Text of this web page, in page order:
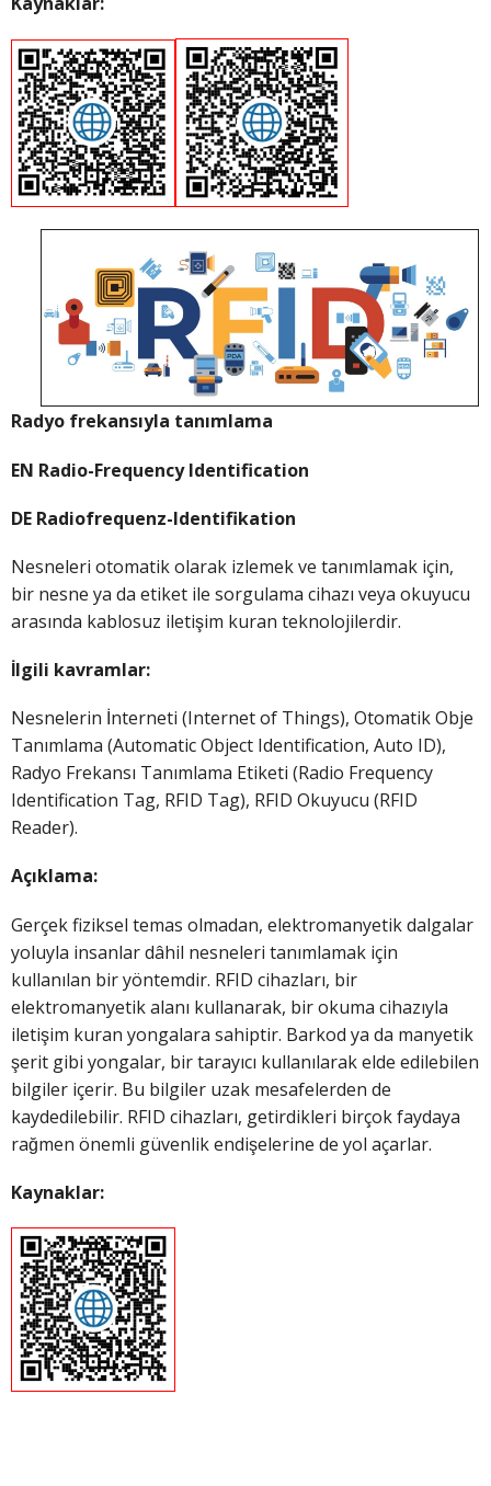
Radyo frekansıyla tanımlama
EN Radio-Frequency Identification
DE Radiofrequenz-Identifikation
Nesneleri otomatik olarak izlemek ve tanımlamak için,
bir nesne ya da etiket ile sorgulama cihazı veya okuyucu
arasında kablosuz iletişim kuran teknolojilerdir.
İlgili kavramlar:
Nesnelerin İnterneti (Internet of Things), Otomatik Obje
Tanımlama (Automatic Object Identification, Auto ID),
Radyo Frekansı Tanımlama Etiketi (Radio Frequency
Identification Tag, RFID Tag), RFID Okuyucu (RFID
Reader).
Açıklama:
Gerçek fiziksel temas olmadan, elektromanyetik dalgalar
yoluyla insanlar dâhil nesneleri tanımlamak için
kullanılan bir yöntemdir. RFID cihazları, bir
elektromanyetik alanı kullanarak, bir okuma cihazıyla
iletişim kuran yongalara sahiptir. Barkod ya da manyetik
şerit gibi yongalar, bir tarayıcı kullanılarak elde edilebilen
bilgiler içerir. Bu bilgiler uzak mesafelerden de
kaydedilebilir. RFID cihazları, getirdikleri birçok faydaya
rağmen önemli güvenlik endişelerine de yol açarlar.
Kaynaklar: